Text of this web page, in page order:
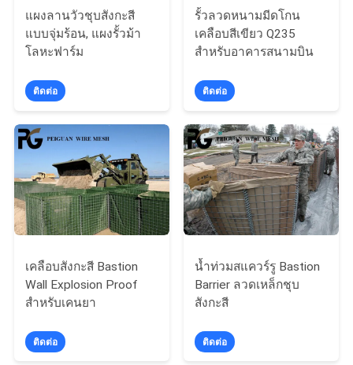
เรา
ข่าว
ขอ
ใบ
เสนอ
แผนผัง
เว็บไซต์
แผงลานวัวชุบสังกะสี
แบบจุ่มร้อน, แผงรั้วม้า
โลหะฟาร์ม
ติดต่อ
รั้วลวดหนามมีดโกน
เคลือบสีเขียว Q235
สำหรับอาคารสนามบิน
ติดต่อ
เคลือบสังกะสี Bastion
Wall Explosion Proof
สำหรับเคนยา
ติดต่อ
น้ำท่วมสแควร์รู Bastion
Barrier ลวดเหล็กชุบ
สังกะสี
ติดต่อ